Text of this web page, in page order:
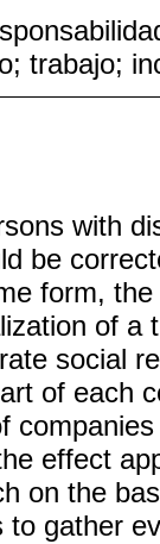
trabajo;
with
be
form,
of a
social
of each
effect
on the
to gather